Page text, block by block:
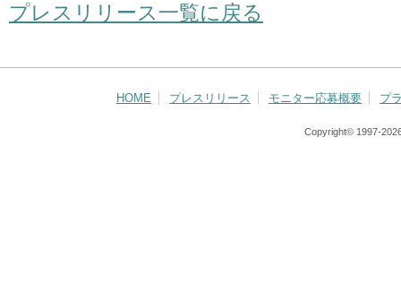
プレスリリース一覧に戻る
HOME プレスリリース モニター応募概要 プ
Copyright© 1997-